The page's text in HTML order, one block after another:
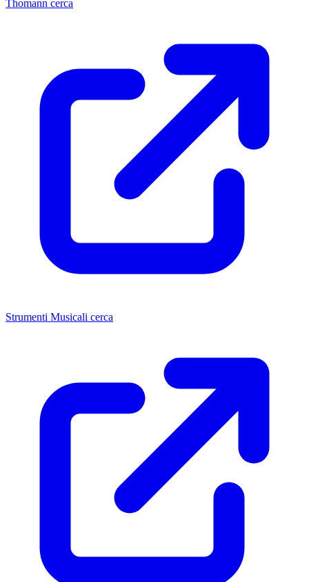
Thomann cerca
Strumenti Musicali cerca